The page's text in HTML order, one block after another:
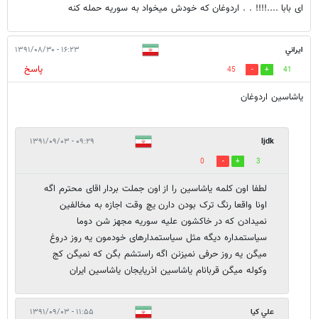
ای بابا ....!!!! . . اردوغان که خودش میخواد به سوریه حمله کنه
ايراني ۱۶:۲۳ - ۱۳۹۱/۰۸/۳۰
41
45
پاسخ
ياشاسين اردوغان
ljdk ۰۹:۲۹ - ۱۳۹۱/۰۹/۰۳
3
0
لطفا اون کلمه یاشاسین را از اون جملت بردار اقای محترم اگه
اونا واقعا رنگ ترک بودن دارن یچ وقت اجازه به مخالفین
نمیدادن که در خاکشون علیه سوریه مجهز شن دوما
سیاستمداره دیگه مثل سیاستمدارهای خودمون یه روز دروغ
میگن یه روز حرفی نمیزنن اگه راستشم بگن که نمیگن کج
وکوله میگن قربانام یاشاسین اذریایجان یاشاسین ایران
علي كيا ۱۱:۵۵ - ۱۳۹۱/۰۹/۰۳